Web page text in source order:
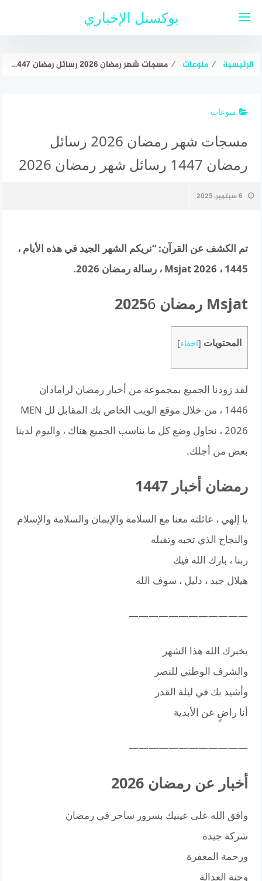
بوكسنل الإخباري
الرئيسية ⁄ منوعات ⁄ مسجات شهر رمضان 2026 رسائل رمضان 1447 رسائل شهر رمضان 2026
منوعات
مسجات شهر رمضان 2026 رسائل
رمضان 1447 رسائل شهر رمضان 2026
6 سبتمبر، 2025
تم الكشف عن القرآن: “نريكم الشهر الجيد في هذه الأيام ،
Msjat 2026 ، 1445 ، رسالة رمضان 2026.
Msjat رمضان 2025 6
المحتويات [اخفاء]
لقد زودنا الجميع بمجموعة من أخبار رمضان لرامادان
1446 ، من خلال موقع الويب الخاص بك المقابل لل MEN
2026 ، نحاول وضع كل ما يناسب الجميع هناك ، واليوم لدينا
بعض من أجلك.
رمضان أخبار 1447
يا إلهي ، عائلته معنا مع السلامة والإيمان والسلامة والإسلام
والنجاح الذي تحبه وتقبله
ربنا ، بارك الله فيك
هيلال جيد ، دليل ، سوف الله
————————————
يخبرك الله هذا الشهر
والشرف الوطني للنصر
وأشيد بك في ليلة القدر
أنا راضٍ عن الأبدية
————————————
أخبار عن رمضان 2026
وافق الله على عينيك بسرور ساحر في رمضان
شركة جيدة
ورحمة المغفرة
وجنة العدالة